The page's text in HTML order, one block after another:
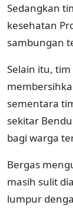
Sedangkan
kesehatan
sambungan
Selain itu,
sementara
sekitar
bagi warga
Bergas
masih sulit
lumpur